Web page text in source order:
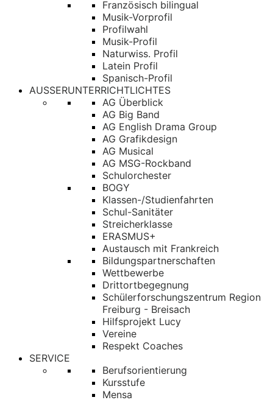
Französisch bilingual
Musik-Vorprofil
Profilwahl
Musik-Profil
Naturwiss. Profil
Latein Profil
Spanisch-Profil
AUSSERUNTERRICHTLICHTES
AG Überblick
AG Big Band
AG English Drama Group
AG Grafikdesign
AG Musical
AG MSG-Rockband
Schulorchester
BOGY
Klassen-/Studienfahrten
Schul-Sanitäter
Streicherklasse
ERASMUS+
Austausch mit Frankreich
Bildungspartnerschaften
Wettbewerbe
Drittortbegegnung
Schülerforschungszentrum Region
Freiburg - Breisach
Hilfsprojekt Lucy
Vereine
Respekt Coaches
SERVICE
Berufsorientierung
Kursstufe
Mensa